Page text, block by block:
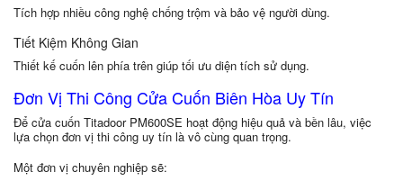
Tích hợp nhiều công nghệ chống trộm và bảo vệ người dùng.
Tiết Kiệm Không Gian
Thiết kế cuốn lên phía trên giúp tối ưu diện tích sử dụng.
Đơn Vị Thi Công Cửa Cuốn Biên Hòa Uy Tín
Để cửa cuốn Titadoor PM600SE hoạt động hiệu quả và bền lâu, việc
lựa chọn đơn vị thi công uy tín là vô cùng quan trọng.
Một đơn vị chuyên nghiệp sẽ: